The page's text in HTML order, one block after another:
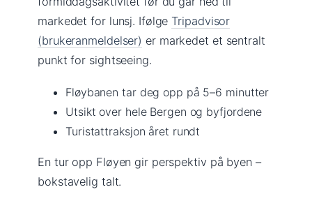
markedet for lunsj. IfølgeTripadvisor
(brukeranmeldelser) er markedet et sentralt
punkt for sightseeing.
Fløybanen tar deg opp på 5–6 minutter
Utsikt over hele Bergen og byfjordene
Turistattraksjon året rundt
En tur opp Fløyen gir perspektiv på byen –
bokstavelig talt.